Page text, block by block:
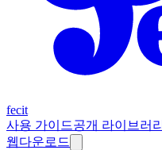
fecit
사용 가이드공개 라이브러리
웹다운로드